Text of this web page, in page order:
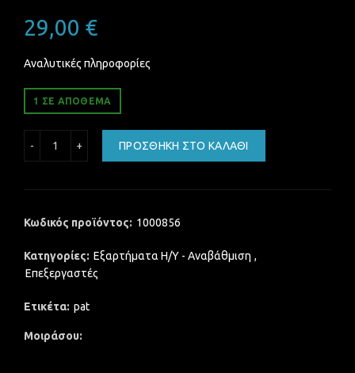
29,00 €
Αναλυτικές πληροφορίες
1 ΣΕ ΑΠΌΘΕΜΑ
ΠΡΟΣΘΉΚΗ ΣΤΟ ΚΑΛΆΘΙ
Κωδικός προϊόντος: 1000856
Κατηγορίες: Εξαρτήματα Η/Υ - Αναβάθμιση ,
Επεξεργαστές
Ετικέτα: pat
Μοιράσου